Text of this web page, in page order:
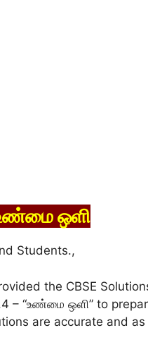
ஒளி
Students.,
the CBSE
– “உண்மை ஒளி” to
are accurate and